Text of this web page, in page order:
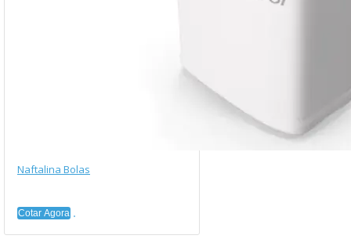
Naftalina Bolas
Cotar Agora